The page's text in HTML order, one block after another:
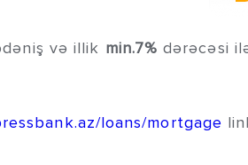
və illik min.7% dərəcəsi
loans/mortgage